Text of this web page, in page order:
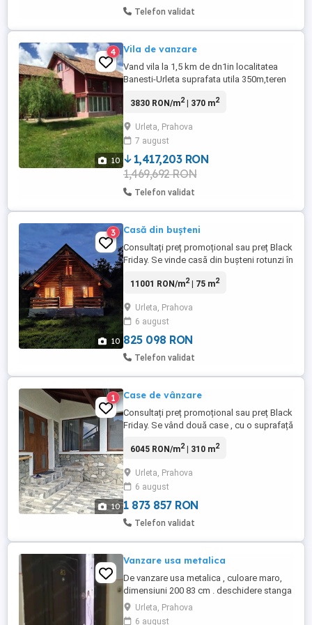
Telefon validat
10
4 Vila de vanzare
Vand vila la 1,5 km de dn1in localitatea
Banesti-Urleta suprafata utila 350m,teren
utilitatile,constructie 2010 pe cadre
burlane cupru,panouri solare,incalzire
centrala si semineu functional.Vila este
compusa din
living,bucatarie,2camere,baie,beci ...
3830 RON/m2| 370 m2
Urleta, Prahova
7 august
1,417,203 RON
1,469,692 RON
Telefon validat
10
3 Casă din bușteni
Consultați preț promoțional sau preț Black
Friday. Se vinde casă din bușteni rotunzi în
premium situată la Urleta , Jud Prahova ,
și pregătită pentru a fi locuită ( două
conducte de apă trase și chiar curent
pentru trifazic ...
11001 RON/m2| 75 m2
Urleta, Prahova
6 august
825 098 RON
Telefon validat
10
1 Case de vânzare
Consultați preț promoțional sau preț Black
Friday. Se vând două case , cu o suprafață
Casă 1 - 4 dormitoare, 2 băi, 2 holuri,
generos, cameră tehnică cu 2 centrale noi
pe lemne și gaze, cameră depozitare și
foișor. Casă ...
6045 RON/m2| 310 m2
Urleta, Prahova
6 august
1 873 857 RON
Telefon validat
Vanzare usa metalica
De vanzare usa metalica , culoare maro,
dimensiuni 200 83 cm . deschidere stanga
.
Urleta, Prahova
6 august